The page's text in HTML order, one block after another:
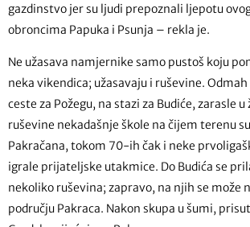
gazdinstvo jer su ljudi prepoznali ljepotu
obroncima Papuka i Psunja – rekla je.
Ne užasava namjernike samo pustoš koju
neka vikendica; užasavaju i ruševine.
ceste za Požegu, na stazi za Budiće, zarasle
ruševine nekadašnje škole na čijem terenu
Pakračana, tokom 70-ih čak i neke
igrale prijateljske utakmice. Do Budića se
nekoliko ruševina; zapravo, na njih se može
području Pakraca. Nakon skupa u šumi,